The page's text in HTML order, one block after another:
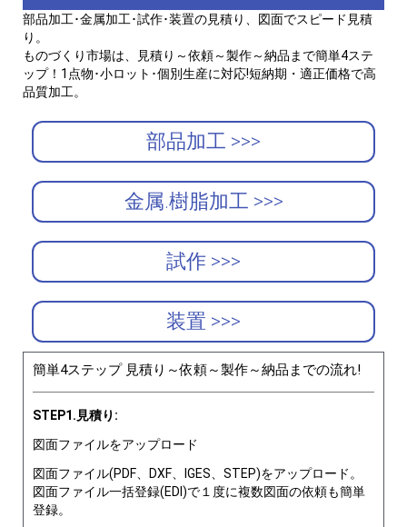
部品加工･金属加工･試作･装置の見積り、図面でスピード見積
り。
ものづくり市場は、見積り～依頼～製作～納品まで簡単4ステ
ップ！1点物･小ロット･個別生産に対応!短納期・適正価格で高
品質加工。
部品加工 >>>
金属.樹脂加工 >>>
試作 >>>
装置 >>>
簡単4ステップ 見積り～依頼～製作～納品までの流れ!
STEP1.見積り:
図面ファイルをアップロード
図面ファイル(PDF、DXF、IGES、STEP)をアップロード。
図面ファイル一括登録(EDI)で１度に複数図面の依頼も簡単
登録。